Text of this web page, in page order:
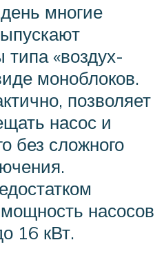
многие
«воздух-
моноблоков.
позволяет
насос и
без сложного
насосов
16 кВт.